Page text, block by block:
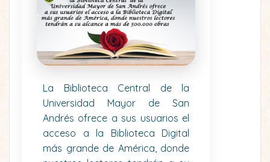
La Biblioteca Central de la
Universidad Mayor de San
Andrés ofrece a sus usuarios el
acceso a la Biblioteca Digital
más grande de América, donde